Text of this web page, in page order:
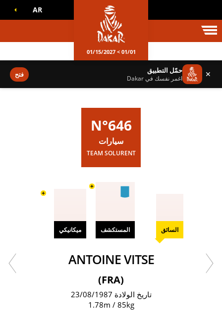
داكار AR
01/01 > 01/15/2027
✕ حمّل التطبيق
اغمر نفسك في Dakar فتح
N°646
سيارات
TEAM SOLURENT
السائق المستكشف
+
ميكانيكي
+
ANTOINE VITSE
(FRA)
تاريخ الولادة 23/08/1987
1.78m / 85kg